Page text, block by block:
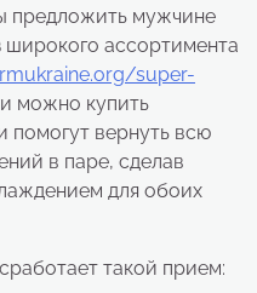
предложить мужчине
широкого ассортимента
super-
можно купить
помогут вернуть всю
в паре, сделав
для обоих
такой прием: